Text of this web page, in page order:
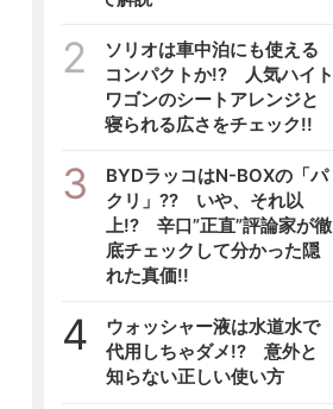
2
ソリオは車中泊にも使える
コンパクトか!? 人気ハイト
ワゴンのシートアレンジと
寝られる広さをチェック!!
3
BYDラッコはN-BOXの「パ
クリ」?? いや、それ以
上!? 辛口”正直”評論家が徹
底チェックして分かった隠
れた真価!!
4
ウォッシャー液は水道水で
代用しちゃダメ!? 意外と
知らない正しい使い方